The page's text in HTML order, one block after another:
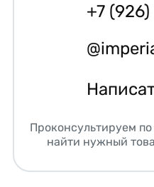
+7
Проконсультируем
найти нужный